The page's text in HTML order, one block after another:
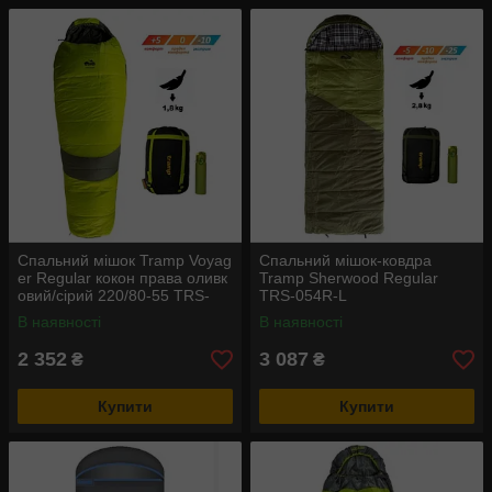
Спальний мішок Tramp Voyag
er Regular кокон права оливк
овий/сірий 220/80-55 TRS-
052R
В наявності
2 352 ₴
Купити
Спальний мішок-ковдра
Tramp Sherwood Regular
TRS-054R-L
В наявності
3 087 ₴
Купити